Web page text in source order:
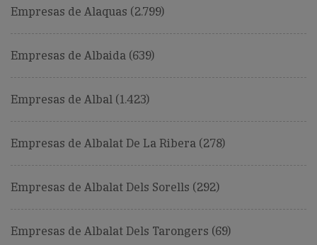
Empresas de Alaquas (2.799)
Empresas de Albaida (639)
Empresas de Albal (1.423)
Empresas de Albalat De La Ribera (278)
Empresas de Albalat Dels Sorells (292)
Empresas de Albalat Dels Tarongers (69)